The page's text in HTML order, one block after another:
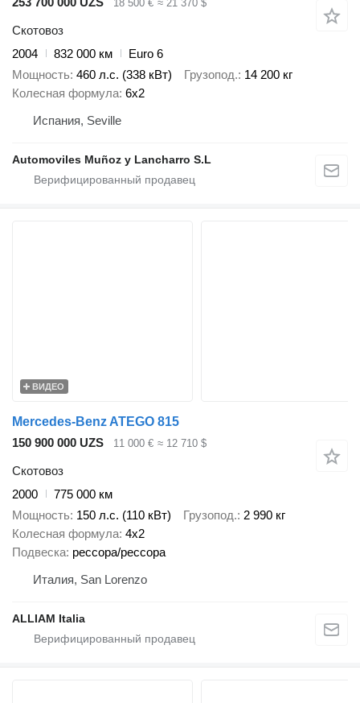
18 500 € ≈ 21 370 $
Скотовоз
2004
832 000 км
Euro 6
Мощность 460 л.с. (338 кВт) Грузопод. 14 200 кг
Колесная формула 6x2
Испания, Seville
Automoviles Muñoz y Lancharro S.L
ВИДЕО
Mercedes-Benz ATEGO 815
150 900 000 UZS
11 000 € ≈ 12 710 $
Скотовоз
2000
775 000 км
Мощность 150 л.с. (110 кВт) Грузопод. 2 990 кг
Колесная формула 4x2
Подвеска рессора/рессора
Италия, San Lorenzo
ALLIAM Italia